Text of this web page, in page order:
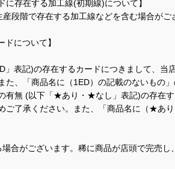
に存在する加工線(初期線)について】
段階で存在する加工線などを含む場合が
ドについて】
」表記)の存在するカードにつきまして、
た、「商品名に（1ED）の記載のないもの
有無 (以下「★あり・★なし」表記)の存在
ご了承ください。また、「商品名に（★あ
合がございます。稀に商品が店頭で完売